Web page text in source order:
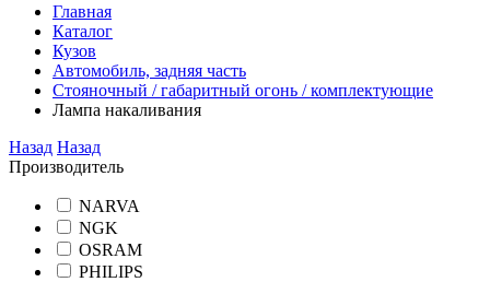
Главная
Каталог
Кузов
Автомобиль, задняя часть
Стояночный / габаритный огонь / комплектующие
Лампа накаливания
Назад Назад
Производитель
NARVA
NGK
OSRAM
PHILIPS